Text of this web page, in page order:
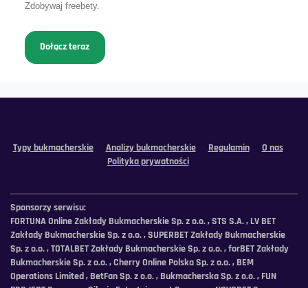
Zdobywaj freebety.
Dołącz teraz
Typy bukmacherskie Analizy bukmacherskie Regulamin
O nas
Polityka prywatności
Sponsorzy serwisu:
FORTUNA Online Zakłady Bukmacherskie Sp. z o.o. , STS S.A. , LV BET
Zakłady Bukmacherskie Sp. z o.o. , SUPERBET Zakłady Bukmacherskie
Sp. z o.o. , TOTALBET Zakłady Bukmacherskie Sp. z o.o. , forBET Zakłady
Bukmacherskie Sp. z o.o. , Cherry Online Polska Sp. z o.o. , BEM
Operations Limited , BetFan Sp. z o.o. , Bukmacherska Sp. z o.o. , FUN